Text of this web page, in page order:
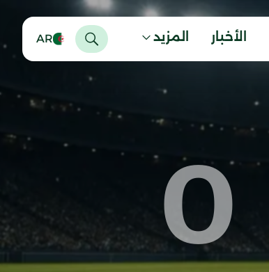
الأخبار المزيد AR
0